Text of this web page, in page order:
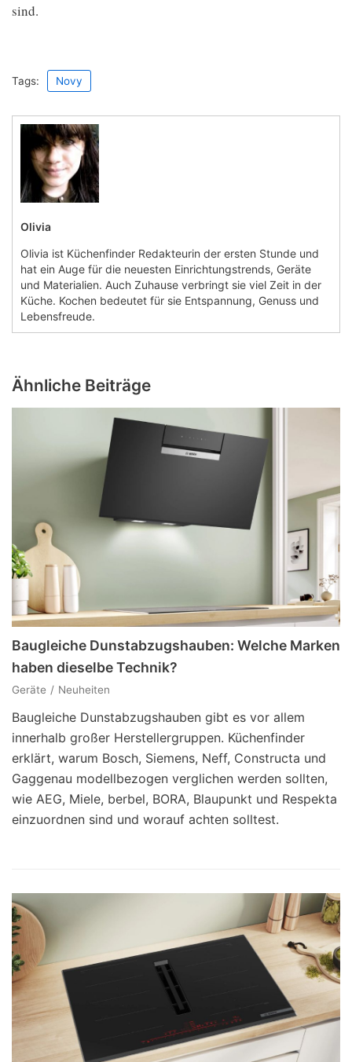
sind.
Tags: Novy
Olivia
Olivia ist Küchenfinder Redakteurin der ersten Stunde und
hat ein Auge für die neuesten Einrichtungstrends, Geräte
und Materialien. Auch Zuhause verbringt sie viel Zeit in der
Küche. Kochen bedeutet für sie Entspannung, Genuss und
Lebensfreude.
Ähnliche Beiträge
Baugleiche Dunstabzugshauben: Welche Marken
haben dieselbe Technik?
Geräte Neuheiten
Baugleiche Dunstabzugshauben gibt es vor allem
innerhalb großer Herstellergruppen. Küchenfinder
erklärt, warum Bosch, Siemens, Neff, Constructa und
Gaggenau modellbezogen verglichen werden sollten,
wie AEG, Miele, berbel, BORA, Blaupunkt und Respekta
einzuordnen sind und worauf achten solltest.